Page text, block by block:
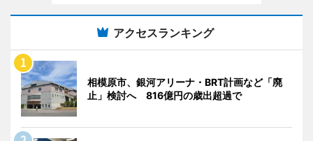
アクセスランキング
相模原市、銀河アリーナ・BRT計画など「廃
止」検討へ 816億円の歳出超過で